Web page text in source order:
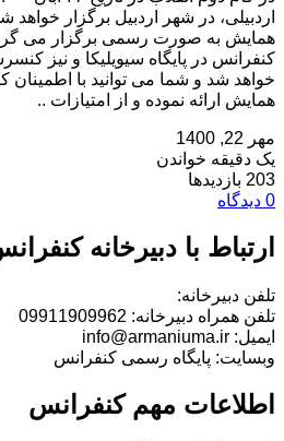
اردبیلی، در شهر اردبیل برگزار خواهد
همایش به صورت رسمی برگزار می
کنفرانس در پایگاه سیویلیکا و نیز
خواهد شد و شما می توانید با اطمینان
همایش ارائه نموده و از امتیازات ..
مهر 22, 1400
یک دقیقه خواندن
203 بازدیدها
0 دیدگاه
ارتباط با دبیرخانه
تلفن دبیرخانه:
تلفن همراه دبیرخانه: 09911909962
ایمیل: info@armaniuma.ir
وبسایت: پایگاه رسمی کنفرانس
اطلاعات مهم کنفرانس